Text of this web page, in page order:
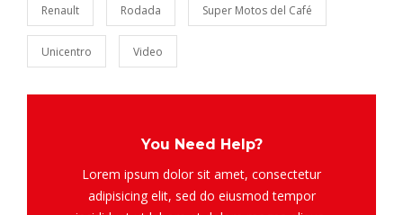
Renault Rodada Super Motos del Café
Unicentro Video
You Need Help?
Lorem ipsum dolor sit amet, consectetur
adipisicing elit, sed do eiusmod tempor